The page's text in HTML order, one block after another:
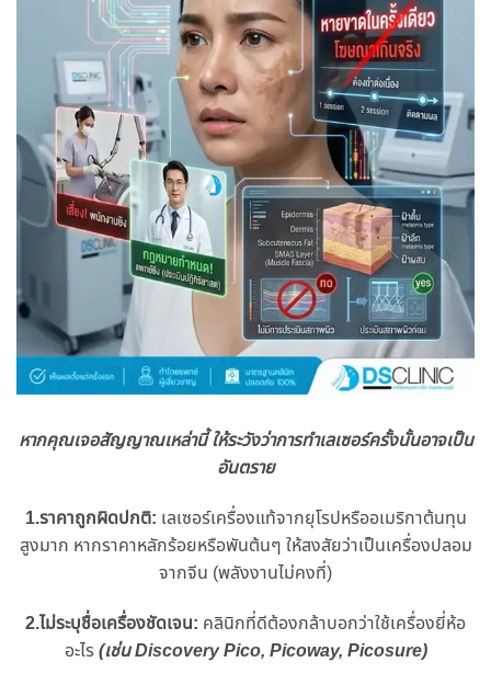
หากคุณเจอสัญญาณเหล่านี้ ให้ระวังว่าการทำเลเซอร์ครั้งนั้นอาจเป็น
อันตราย
1.ราคาถูกผิดปกติ: เลเซอร์เครื่องแท้จากยุโรปหรืออเมริกาต้นทุน
สูงมาก หากราคาหลักร้อยหรือพันต้นๆ ให้สงสัยว่าเป็นเครื่องปลอม
จากจีน (พลังงานไม่คงที่)
2.ไม่ระบุชื่อเครื่องชัดเจน: คลินิกที่ดีต้องกล้าบอกว่าใช้เครื่องยี่ห้อ
อะไร(เช่น Discovery Pico, Picoway, Picosure)